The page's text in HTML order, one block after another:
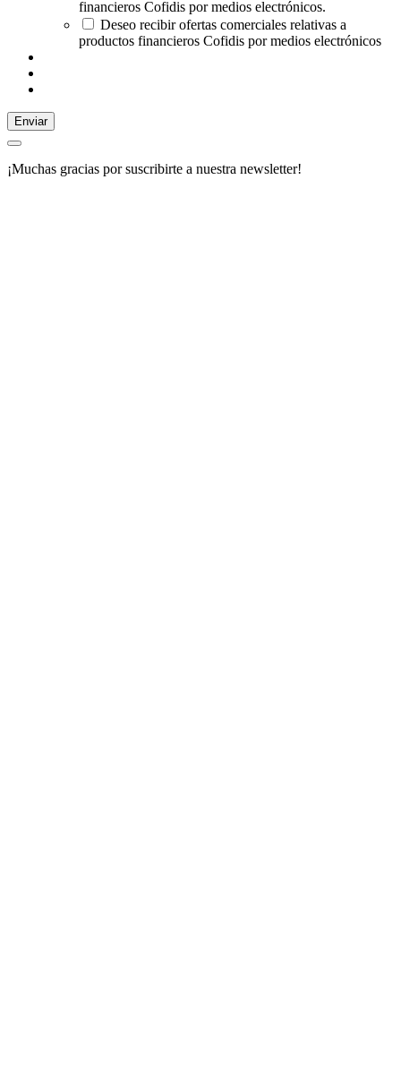
financieros Cofidis por medios electrónicos.
Deseo recibir ofertas comerciales relativas a
productos financieros Cofidis por medios electrónicos
Enviar
¡Muchas gracias por suscribirte a nuestra newsletter!